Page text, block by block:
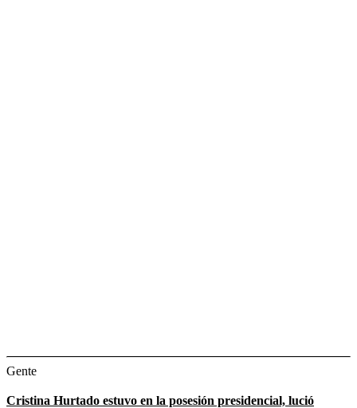
Gente
Cristina Hurtado estuvo en la posesión presidencial, lució